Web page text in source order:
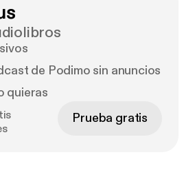
de Podimo sin anuncios
quieras
Prueba gratis